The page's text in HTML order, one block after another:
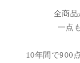
全商
一点
10年間で900